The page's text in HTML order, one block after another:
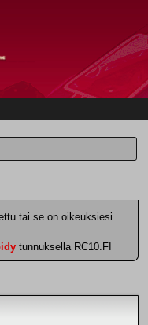
tai se on oikeuksiesi
tunnuksella RC10.FI